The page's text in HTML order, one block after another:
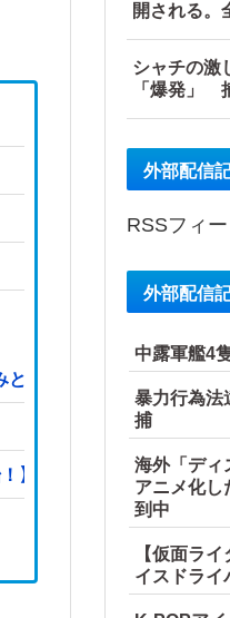
判明→ 共産党が刑事告訴
】他
開される
シャチの激
「爆発」
外部配信
RSSフィ
外部配信
中露軍艦4
暴力行為法
捕
海外「ディ
アニメ化し
到中
【仮面ラ
イスドライ